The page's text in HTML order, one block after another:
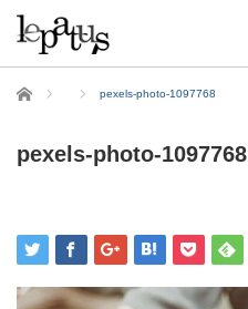
ホーム pexels-photo-1097768
pexels-photo-1097768